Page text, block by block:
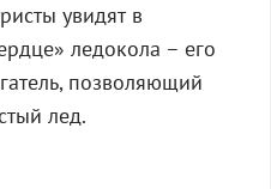
увидят в
ледокола – его
позволяющий
лед.